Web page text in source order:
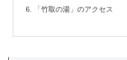
「竹取の湯」のアクセス